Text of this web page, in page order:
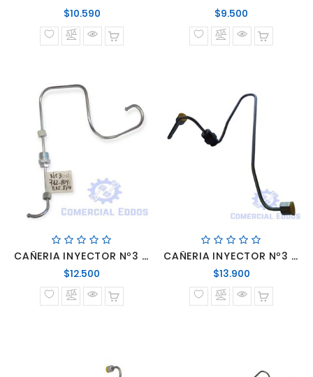
$10.590Precio
normal
$9.500
normal
CAÑERIA INYECTOR Nº3 712-809-812-814
$12.500
normal
CAÑERIA INYECTOR Nº3 OM366 ECOLOGICO
$13.900Precio
normal